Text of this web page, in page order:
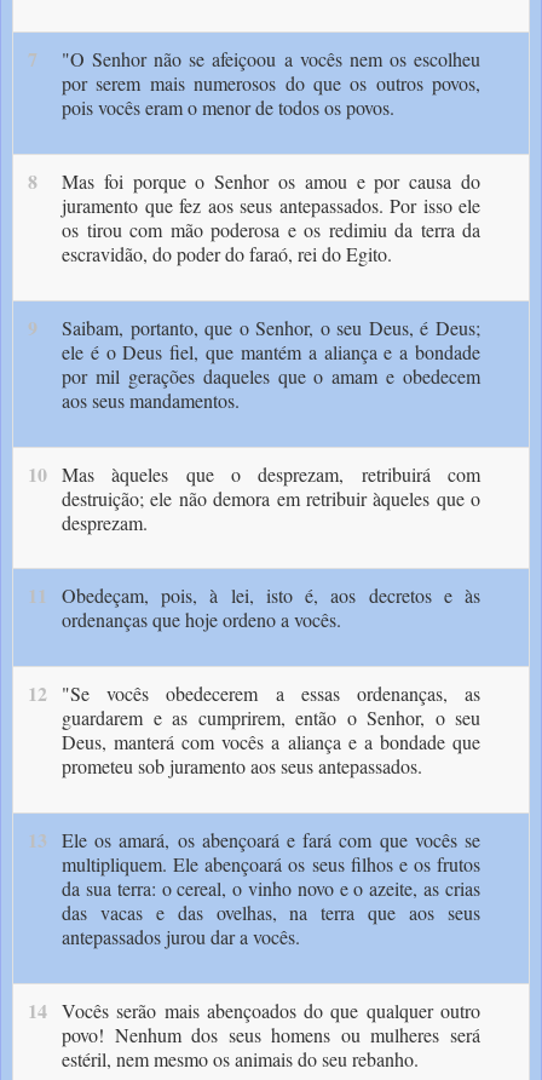
7
"O Senhor não se afeiçoou a vocês nem os escolheu
por serem mais numerosos do que os outros povos,
pois vocês eram o menor de todos os povos.
8
Mas foi porque o Senhor os amou e por causa do
juramento que fez aos seus antepassados. Por isso ele
os tirou com mão poderosa e os redimiu da terra da
escravidão, do poder do faraó, rei do Egito.
9
Saibam, portanto, que o Senhor, o seu Deus, é Deus;
ele é o Deus fiel, que mantém a aliança e a bondade
por mil gerações daqueles que o amam e obedecem
aos seus mandamentos.
10 Mas àqueles que o desprezam, retribuirá com
destruição; ele não demora em retribuir àqueles que o
desprezam.
11
Obedeçam, pois, à lei, isto é, aos decretos e às
ordenanças que hoje ordeno a vocês.
12
"Se vocês obedecerem a essas ordenanças, as
guardarem e as cumprirem, então o Senhor, o seu
Deus, manterá com vocês a aliança e a bondade que
prometeu sob juramento aos seus antepassados.
13
Ele os amará, os abençoará e fará com que vocês se
multipliquem. Ele abençoará os seus filhos e os frutos
da sua terra: o cereal, o vinho novo e o azeite, as crias
das vacas e das ovelhas, na terra que aos seus
antepassados jurou dar a vocês.
14 Vocês serão mais abençoados do que qualquer outro
povo! Nenhum dos seus homens ou mulheres será
estéril, nem mesmo os animais do seu rebanho.